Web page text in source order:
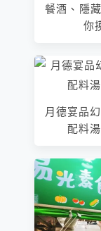
餐酒、隱
你
月德宴品
配料